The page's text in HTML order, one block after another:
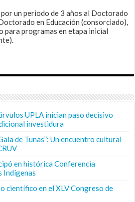
un periodo de 3 años al Doctorado
en Educación (consorciado),
para programas en etapa inicial
UPLA inician paso decisivo
investidura
de Tunas”: Un encuentro cultural
en histórica Conferencia
Indígenas
científico en el XLV Congreso de